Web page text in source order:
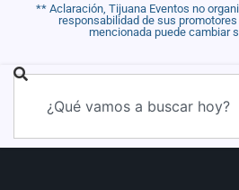
** Aclaración, Tijuana Eventos no
responsabilidad de sus
mencionada puede cambiar